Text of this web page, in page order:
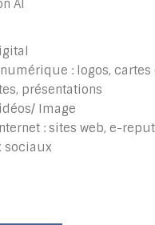
AI
: logos, cartes
présentations
Image
: sites web, e-
sociaux